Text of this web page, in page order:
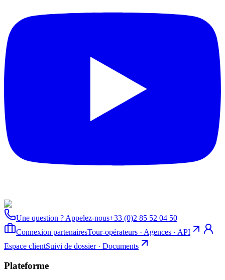
Une question ? Appelez-nous+33 (0)2 85 52 04 50
Connexion partenairesTour-opérateurs · Agences · API
Espace clientSuivi de dossier · Documents
Plateforme